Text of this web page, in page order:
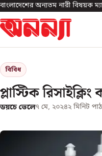
বাংলাদেশের অন্যতম নারী বিষয়ক
বিবিধ
প্লাস্টিক
ডয়চে ভেলে৭ মে, ২০২৪২ মিনিট পাঠ